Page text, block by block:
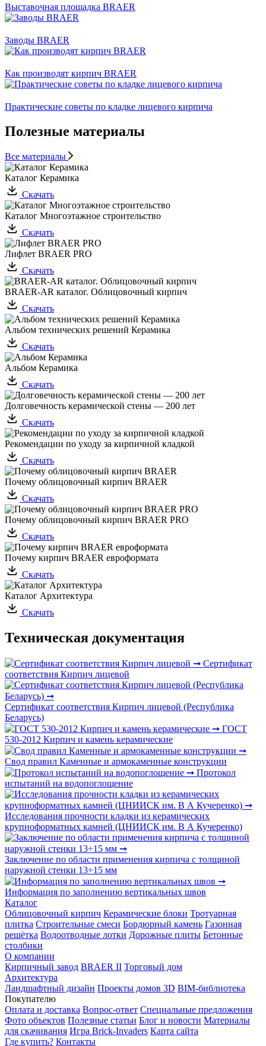
Выставочная площадка BRAER
Заводы BRAER
Как производят кирпич BRAER
Практические советы по кладке лицевого кирпича
Полезные материалы
Все материалы
Каталог Керамика
Скачать
Каталог Многоэтажное строительство
Скачать
Лифлет BRAER PRO
Скачать
BRAER-AR каталог. Облицовочный кирпич
Скачать
Альбом технических решений Керамика
Скачать
Альбом Керамика
Скачать
Долговечность керамической стены — 200 лет
Скачать
Рекомендации по уходу за кирпичной кладкой
Скачать
Почему облицовочный кирпич BRAER
Скачать
Почему облицовочный кирпич BRAER PRO
Скачать
Почему кирпич BRAER евроформата
Скачать
Каталог Архитектура
Скачать
Техническая документация
Сертификат
соответствия Кирпич лицевой
Сертификат соответствия Кирпич лицевой (Республика
Беларусь)
ГОСТ
530-2012 Кирпич и камень керамические
Свод правил Каменные и армокаменные конструкции
Протокол
испытаний на водопоглощение
Исследования прочности кладки из керамических
крупноформатных камней (ЦНИИСК им. В А Кучеренко)
Заключение по области применения кирпича с толщиной
наружной стенки 13÷15 мм
Информация по заполнению вертикальных швов
Каталог
Облицовочный кирпич Керамические блоки Тротуарная
плитка Строительные смеси Бордюрный камень Газонная
решётка Водоотводные лотки Дорожные плиты Бетонные
столбики
О компании
Кирпичный завод BRAER II Торговый дом
Архитектура
Ландшафтный дизайн Проекты домов 3D BIM-библиотека
Покупателю
Оплата и доставка Вопрос-ответ Специальные предложения
Фото объектов Полезные статьи Блог и новости Материалы
для скачивания Игра Brick-Invaders Карта сайта
Где купить? Контакты